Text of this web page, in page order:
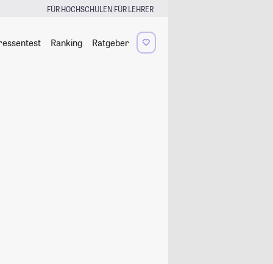
FÜR HOCHSCHULEN|FÜR LEHRER
Ranking Ratgeber